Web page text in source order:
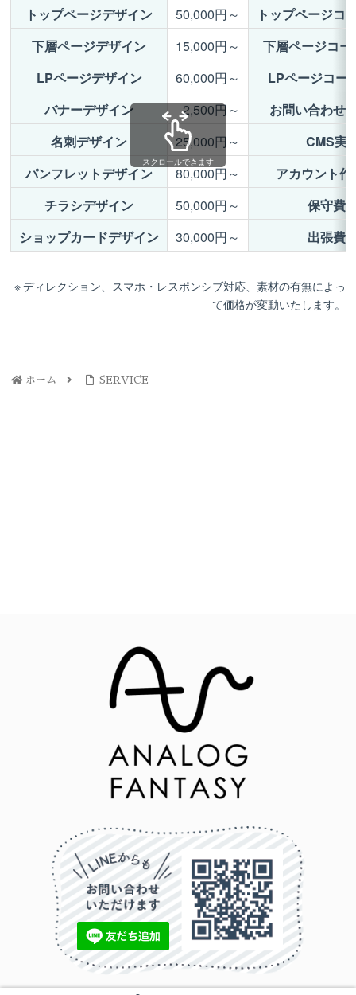
トップページデザイン 50,000円～
トップページコ
下層ページデザイン
15,000円～
下層ページコ
LPページデザイン
60,000円～
LPページコー
バナーデザイン
2,500円～
お問い合わせ
名刺デザイン
25,000円～
CMS実
パンフレットデザイン
80,000円～
アカウント
チラシデザイン
50,000円～
保守費
ショップカードデザイン
30,000円～ 出張費
スクロールできます
ディレクション、スマホ・レスポンシブ対応、素材の有無によっ
て価格が変動いたします。
ホーム SERVICE